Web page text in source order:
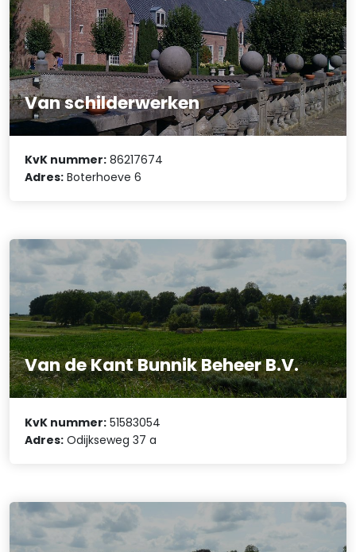
Van schilderwerken
KvK nummer: 86217674
Adres: Boterhoeve 6
Van de Kant Bunnik Beheer B.V.
KvK nummer: 51583054
Adres: Odijkseweg 37 a